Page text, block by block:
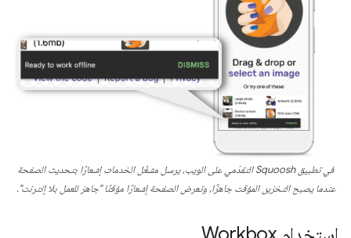
في تطبيق Squoosh التقدّمي على الويب، يرسل مشغّل الخدمات إشعارًا بتحديث الصفحة
عندما يصبح التخزين المؤقت جاهزًا، وتعرض الصفحة إشعارًا مؤقتًا "جاهز للعمل بلا إنترنت".